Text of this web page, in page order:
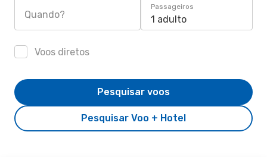
Quando?
Passageiros
1 adulto
Voos diretos
Pesquisar Voo + Hotel
Pesquisar voos